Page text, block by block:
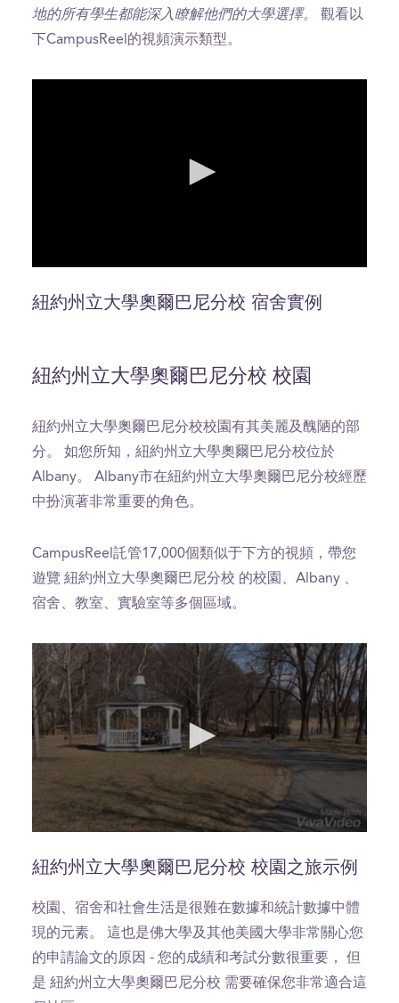
地的所有學生都能深入瞭解他們的大學選擇。 觀看以
下CampusReel的視頻演示類型。
of
紐約州立大學奧爾巴尼分校 宿舍實例
紐約州立大學奧爾巴尼分校 校園
紐約州立大學奧爾巴尼分校校園有其美麗及醜陋的部
分。 如您所知，紐約州立大學奧爾巴尼分校位於
Albany。 Albany市在紐約州立大學奧爾巴尼分校經歷
中扮演著非常重要的角色。
CampusReel託管17,000個類似于下方的視頻，帶您
遊覽 紐約州立大學奧爾巴尼分校 的校園、Albany 、
宿舍、教室、實驗室等多個區域。
of
37
seconds
紐約州立大學奧爾巴尼分校 校園之旅示例
校園、宿舍和社會生活是很難在數據和統計數據中體
現的元素。 這也是佛大學及其他美國大學非常關心您
的申請論文的原因 - 您的成績和考試分數很重要， 但
是 紐約州立大學奧爾巴尼分校 需要確保您非常適合這